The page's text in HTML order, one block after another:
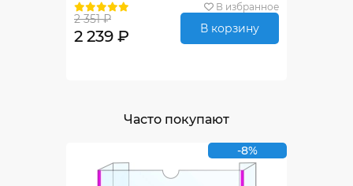
В избранное
2 351 ₽
2 239 ₽ В корзину
Часто покупают
-8%